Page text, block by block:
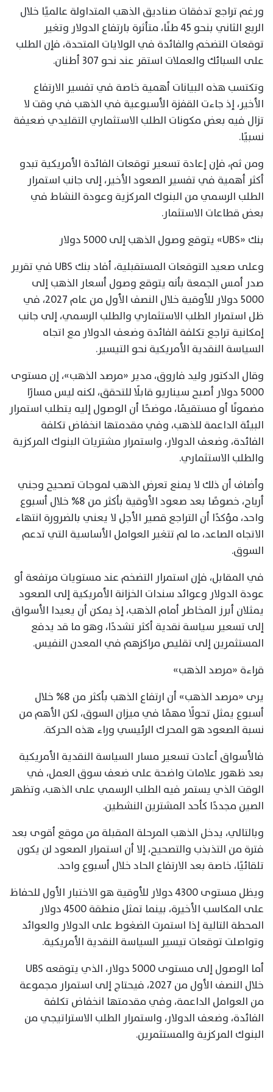
ورغم تراجع تدفقات صناديق الذهب المتداولة عالميًا خلال
الربع الثاني بنحو 45 طنًا، متأثرة بارتفاع الدولار وتغير
توقعات التضخم والفائدة في الولايات المتحدة، فإن الطلب
على السبائك والعملات استقر عند نحو 307 أطنان.
وتكتسب هذه البيانات أهمية خاصة في تفسير الارتفاع
الأخير، إذ جاءت القفزة الأسبوعية في الذهب في وقت لا
تزال فيه بعض مكونات الطلب الاستثماري التقليدي ضعيفة
نسبيًا.
ومن ثم، فإن إعادة تسعير توقعات الفائدة الأمريكية تبدو
أكثر أهمية في تفسير الصعود الأخير، إلى جانب استمرار
الطلب الرسمي من البنوك المركزية وعودة النشاط في
بعض قطاعات الاستثمار.
بنك «UBS» يتوقع وصول الذهب إلى 5000 دولار
وعلى صعيد التوقعات المستقبلية، أفاد بنك UBS في تقرير
صدر أمس الجمعة بأنه يتوقع وصول أسعار الذهب إلى
5000 دولار للأوقية خلال النصف الأول من عام 2027، في
ظل استمرار الطلب الاستثماري والطلب الرسمي، إلى جانب
إمكانية تراجع تكلفة الفائدة وضعف الدولار مع اتجاه
السياسة النقدية الأمريكية نحو التيسير.
وقال الدكتور وليد فاروق، مدير «مرصد الذهب»، إن مستوى
5000 دولار أصبح سيناريو قابلًا للتحقق، لكنه ليس مسارًا
مضمونًا أو مستقيمًا، موضحًا أن الوصول إليه يتطلب استمرار
البيئة الداعمة للذهب، وفي مقدمتها انخفاض تكلفة
الفائدة، وضعف الدولار، واستمرار مشتريات البنوك المركزية
والطلب الاستثماري.
وأضاف أن ذلك لا يمنع تعرض الذهب لموجات تصحيح وجني
أرباح، خصوصًا بعد صعود الأوقية بأكثر من 8% خلال أسبوع
واحد، مؤكدًا أن التراجع قصير الأجل لا يعني بالضرورة انتهاء
الاتجاه الصاعد، ما لم تتغير العوامل الأساسية التي تدعم
السوق.
في المقابل، فإن استمرار التضخم عند مستويات مرتفعة أو
عودة الدولار وعوائد سندات الخزانة الأمريكية إلى الصعود
يمثلان أبرز المخاطر أمام الذهب، إذ يمكن أن يعيدا الأسواق
إلى تسعير سياسة نقدية أكثر تشددًا، وهو ما قد يدفع
المستثمرين إلى تقليص مراكزهم في المعدن النفيس.
قراءة «مرصد الذهب»
يرى «مرصد الذهب» أن ارتفاع الذهب بأكثر من 8% خلال
أسبوع يمثل تحولًا مهمًا في ميزان السوق، لكن الأهم من
نسبة الصعود هو المحرك الرئيسي وراء هذه الحركة.
فالأسواق أعادت تسعير مسار السياسة النقدية الأمريكية
بعد ظهور علامات واضحة على ضعف سوق العمل، في
الوقت الذي يستمر فيه الطلب الرسمي على الذهب، وتظهر
الصين مجددًا كأحد المشترين النشطين.
وبالتالي، يدخل الذهب المرحلة المقبلة من موقع أقوى بعد
فترة من التذبذب والتصحيح، إلا أن استمرار الصعود لن يكون
تلقائيًا، خاصة بعد الارتفاع الحاد خلال أسبوع واحد.
ويظل مستوى 4300 دولار للأوقية هو الاختبار الأول للحفاظ
على المكاسب الأخيرة، بينما تمثل منطقة 4500 دولار
المحطة التالية إذا استمرت الضغوط على الدولار والعوائد
وتواصلت توقعات تيسير السياسة النقدية الأمريكية.
أما الوصول إلى مستوى 5000 دولار، الذي يتوقعه UBS
خلال النصف الأول من 2027، فيحتاج إلى استمرار مجموعة
من العوامل الداعمة، وفي مقدمتها انخفاض تكلفة
الفائدة، وضعف الدولار، واستمرار الطلب الاستراتيجي من
البنوك المركزية والمستثمرين.